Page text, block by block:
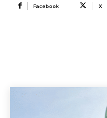
Facebook X